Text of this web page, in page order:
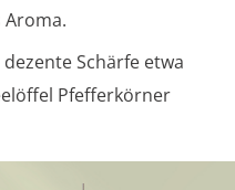
dezente Schärfe etwa
Pfefferkörner